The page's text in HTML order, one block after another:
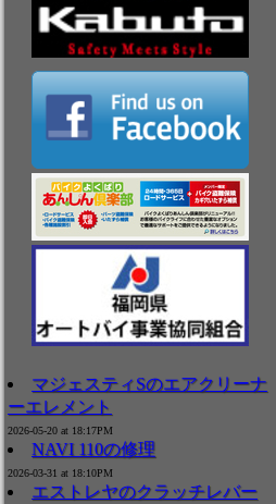
マジェスティSのエアクリーナ
ーエレメント
2026-05-20 at 18:17PM
NAVI 110の修理
2026-03-31 at 18:10PM
エストレヤのクラッチレバー